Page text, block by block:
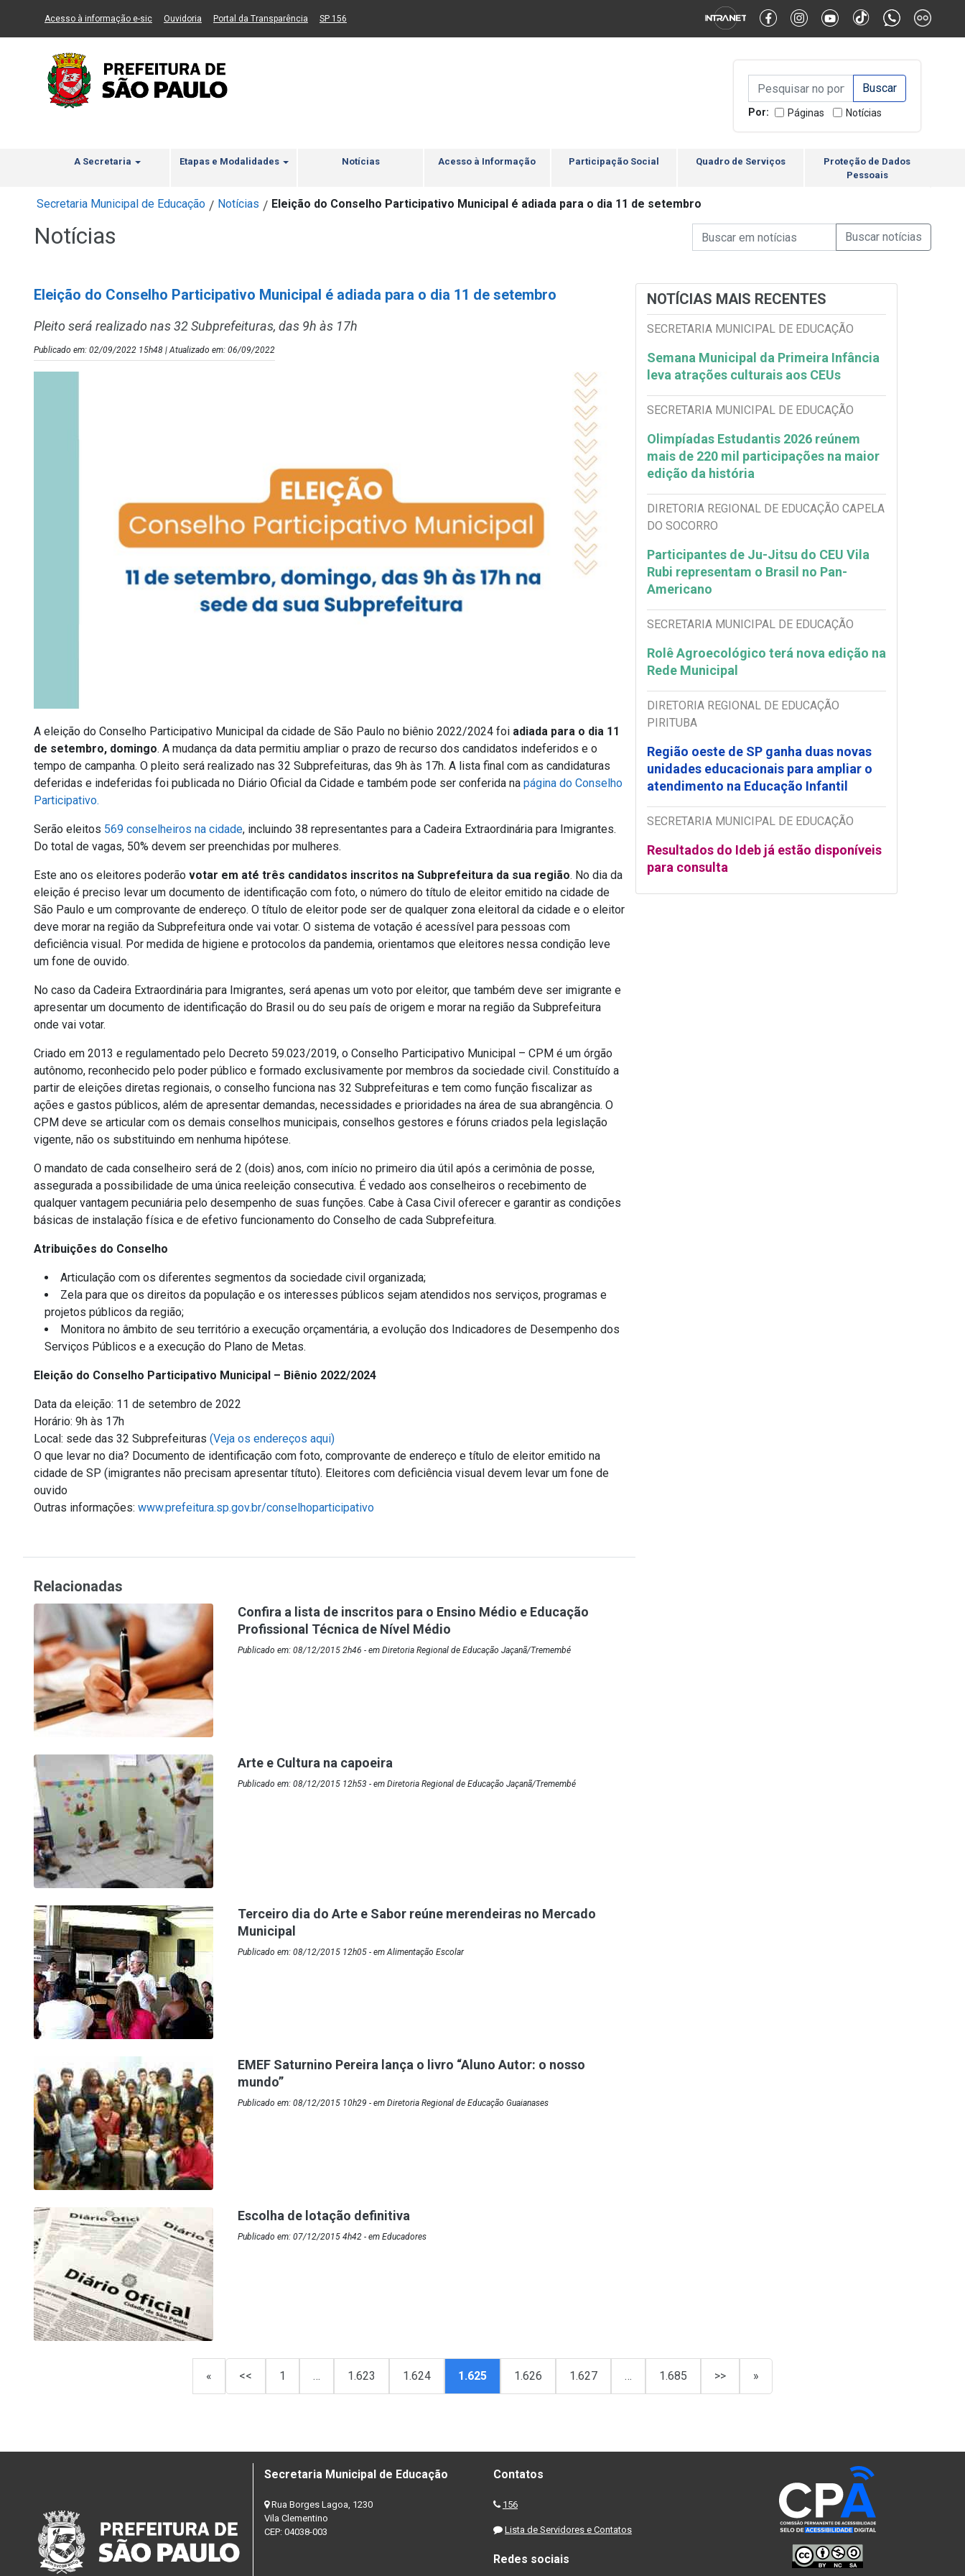
Ir ao Conteúdo Ir para menu principal 2 Ir para busca Ir para rodapé Alternar Alto Contraste Alternar Tamanho da Fonte
Acesso à informação e-sic(Link para um novo sítio)
Ouvidoria (Link para um novo sítio)
Portal da Transparência (Link para um novo sítio)
SP 156
Campo de Busca de
Campo de Busca de informaçõesEnviar a Busca
Por: Páginas Notícias
A Secretaria Etapas e Modalidades Notícias Acesso à Informação Participação Social Quadro de Serviços
Proteção de Dados
Pessoais
Secretaria Municipal de Educação / Notícias / Eleição do Conselho Participativo Municipal é adiada para o dia 11 de setembro
Notícias Campo de Busca de Notícias
Campo de Busca de informaçõesEnviar a Busca de
Eleição do Conselho Participativo Municipal é adiada para o dia 11 de setembro
Pleito será realizado nas 32 Subprefeituras, das 9h às 17h
Publicado em: 02/09/2022 15h48 | Atualizado em: 06/09/2022
A eleição do Conselho Participativo Municipal da cidade de São Paulo no biênio 2022/2024 foi adiada para o dia 11
de setembro, domingo. A mudança da data permitiu ampliar o prazo de recurso dos candidatos indeferidos e o
tempo de campanha. O pleito será realizado nas 32 Subprefeituras, das 9h às 17h. A lista final com as candidaturas
deferidas e indeferidas foi publicada no Diário Oficial da Cidade e também pode ser conferida na página do Conselho
Participativo.
Serão eleitos 569 conselheiros na cidade, incluindo 38 representantes para a Cadeira Extraordinária para Imigrantes.
Do total de vagas, 50% devem ser preenchidas por mulheres.
Este ano os eleitores poderão votar em até três candidatos inscritos na Subprefeitura da sua região. No dia da
eleição é preciso levar um documento de identificação com foto, o número do título de eleitor emitido na cidade de
São Paulo e um comprovante de endereço. O título de eleitor pode ser de qualquer zona eleitoral da cidade e o eleitor
deve morar na região da Subprefeitura onde vai votar. O sistema de votação é acessível para pessoas com
deficiência visual. Por medida de higiene e protocolos da pandemia, orientamos que eleitores nessa condição leve
um fone de ouvido.
No caso da Cadeira Extraordinária para Imigrantes, será apenas um voto por eleitor, que também deve ser imigrante e
apresentar um documento de identificação do Brasil ou do seu país de origem e morar na região da Subprefeitura
onde vai votar.
Criado em 2013 e regulamentado pelo Decreto 59.023/2019, o Conselho Participativo Municipal – CPM é um órgão
autônomo, reconhecido pelo poder público e formado exclusivamente por membros da sociedade civil. Constituído a
partir de eleições diretas regionais, o conselho funciona nas 32 Subprefeituras e tem como função fiscalizar as
ações e gastos públicos, além de apresentar demandas, necessidades e prioridades na área de sua abrangência. O
CPM deve se articular com os demais conselhos municipais, conselhos gestores e fóruns criados pela legislação
vigente, não os substituindo em nenhuma hipótese.
O mandato de cada conselheiro será de 2 (dois) anos, com início no primeiro dia útil após a cerimônia de posse,
assegurada a possibilidade de uma única reeleição consecutiva. É vedado aos conselheiros o recebimento de
qualquer vantagem pecuniária pelo desempenho de suas funções. Cabe à Casa Civil oferecer e garantir as condições
básicas de instalação física e de efetivo funcionamento do Conselho de cada Subprefeitura.
Atribuições do Conselho
Articulação com os diferentes segmentos da sociedade civil organizada;
Zela para que os direitos da população e os interesses públicos sejam atendidos nos serviços, programas e
projetos públicos da região;
Monitora no âmbito de seu território a execução orçamentária, a evolução dos Indicadores de Desempenho dos
Serviços Públicos e a execução do Plano de Metas.
Eleição do Conselho Participativo Municipal – Biênio 2022/2024
Data da eleição: 11 de setembro de 2022
Horário: 9h às 17h
Local: sede das 32 Subprefeituras (Veja os endereços aqui)
O que levar no dia? Documento de identificação com foto, comprovante de endereço e título de eleitor emitido na
cidade de SP (imigrantes não precisam apresentar títuto). Eleitores com deficiência visual devem levar um fone de
ouvido
Outras informações: www.prefeitura.sp.gov.br/conselhoparticipativo
NOTÍCIAS MAIS RECENTES
SECRETARIA MUNICIPAL DE EDUCAÇÃO
Semana Municipal da Primeira Infância
leva atrações culturais aos CEUs
SECRETARIA MUNICIPAL DE EDUCAÇÃO
Olimpíadas Estudantis 2026 reúnem
mais de 220 mil participações na maior
edição da história
DIRETORIA REGIONAL DE EDUCAÇÃO CAPELA
DO SOCORRO
Participantes de Ju-Jitsu do CEU Vila
Rubi representam o Brasil no Pan-
Americano
SECRETARIA MUNICIPAL DE EDUCAÇÃO
Rolê Agroecológico terá nova edição na
Rede Municipal
DIRETORIA REGIONAL DE EDUCAÇÃO
PIRITUBA
Região oeste de SP ganha duas novas
unidades educacionais para ampliar o
atendimento na Educação Infantil
SECRETARIA MUNICIPAL DE EDUCAÇÃO
Resultados do Ideb já estão disponíveis
para consulta
Relacionadas
Confira a lista de inscritos para o Ensino Médio e Educação
Profissional Técnica de Nível Médio
Publicado em: 08/12/2015 2h46 - em Diretoria Regional de Educação Jaçanã/Tremembé
Arte e Cultura na capoeira
Publicado em: 08/12/2015 12h53 - em Diretoria Regional de Educação Jaçanã/Tremembé
Terceiro dia do Arte e Sabor reúne merendeiras no Mercado
Municipal
Publicado em: 08/12/2015 12h05 - em Alimentação Escolar
EMEF Saturnino Pereira lança o livro “Aluno Autor: o nosso
mundo”
Publicado em: 08/12/2015 10h29 - em Diretoria Regional de Educação Guaianases
Escolha de lotação definitiva
Publicado em: 07/12/2015 4h42 - em Educadores
« << 1 … 1.623 1.624 1.625 1.626 1.627 … 1.685 >> »
Secretaria Municipal de Educação
Rua Borges Lagoa, 1230
Vila Clementino
CEP: 04038-003
Contatos
156
Lista de Servidores e Contatos
Redes sociais